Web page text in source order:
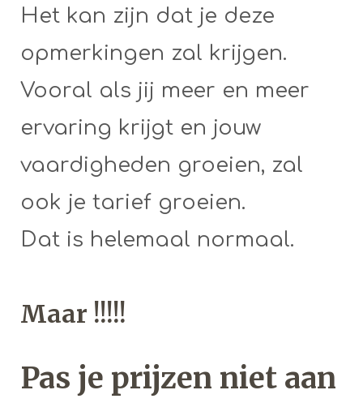
Het kan zijn dat je deze
opmerkingen zal krijgen.
Vooral als jij meer en meer
ervaring krijgt en jouw
vaardigheden groeien, zal
ook je tarief groeien.
Dat is helemaal normaal.
Maar !!!!!
Pas je prijzen niet aan